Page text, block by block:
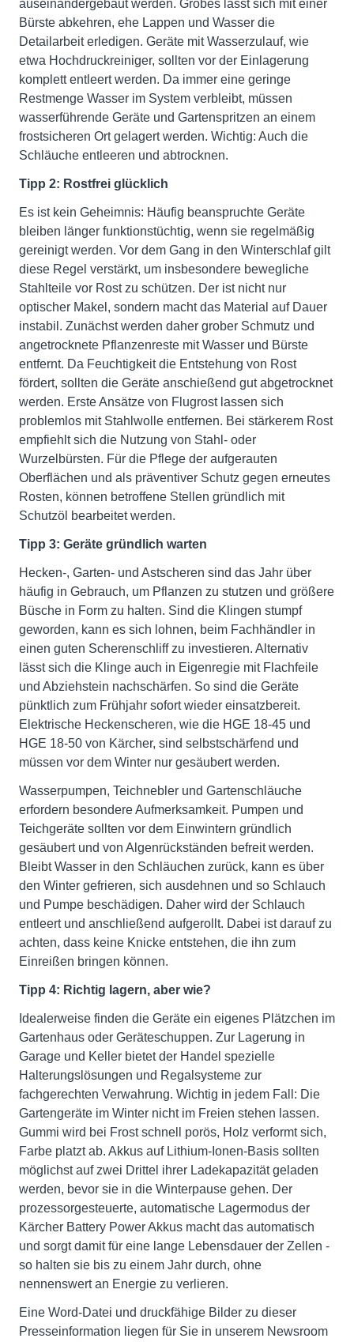
auseinandergebaut werden. Grobes lässt sich mit einer
Bürste abkehren, ehe Lappen und Wasser die
Detailarbeit erledigen. Geräte mit Wasserzulauf, wie
etwa Hochdruckreiniger, sollten vor der Einlagerung
komplett entleert werden. Da immer eine geringe
Restmenge Wasser im System verbleibt, müssen
wasserführende Geräte und Gartenspritzen an einem
frostsicheren Ort gelagert werden. Wichtig: Auch die
Schläuche entleeren und abtrocknen.
Tipp 2: Rostfrei glücklich
Es ist kein Geheimnis: Häufig beanspruchte Geräte
bleiben länger funktionstüchtig, wenn sie regelmäßig
gereinigt werden. Vor dem Gang in den Winterschlaf gilt
diese Regel verstärkt, um insbesondere bewegliche
Stahlteile vor Rost zu schützen. Der ist nicht nur
optischer Makel, sondern macht das Material auf Dauer
instabil. Zunächst werden daher grober Schmutz und
angetrocknete Pflanzenreste mit Wasser und Bürste
entfernt. Da Feuchtigkeit die Entstehung von Rost
fördert, sollten die Geräte anschießend gut abgetrocknet
werden. Erste Ansätze von Flugrost lassen sich
problemlos mit Stahlwolle entfernen. Bei stärkerem Rost
empfiehlt sich die Nutzung von Stahl- oder
Wurzelbürsten. Für die Pflege der aufgerauten
Oberflächen und als präventiver Schutz gegen erneutes
Rosten, können betroffene Stellen gründlich mit
Schutzöl bearbeitet werden.
Tipp 3: Geräte gründlich warten
Hecken-, Garten- und Astscheren sind das Jahr über
häufig in Gebrauch, um Pflanzen zu stutzen und größere
Büsche in Form zu halten. Sind die Klingen stumpf
geworden, kann es sich lohnen, beim Fachhändler in
einen guten Scherenschliff zu investieren. Alternativ
lässt sich die Klinge auch in Eigenregie mit Flachfeile
und Abziehstein nachschärfen. So sind die Geräte
pünktlich zum Frühjahr sofort wieder einsatzbereit.
Elektrische Heckenscheren, wie die HGE 18-45 und
HGE 18-50 von Kärcher, sind selbstschärfend und
müssen vor dem Winter nur gesäubert werden.
Wasserpumpen, Teichnebler und Gartenschläuche
erfordern besondere Aufmerksamkeit. Pumpen und
Teichgeräte sollten vor dem Einwintern gründlich
gesäubert und von Algenrückständen befreit werden.
Bleibt Wasser in den Schläuchen zurück, kann es über
den Winter gefrieren, sich ausdehnen und so Schlauch
und Pumpe beschädigen. Daher wird der Schlauch
entleert und anschließend aufgerollt. Dabei ist darauf zu
achten, dass keine Knicke entstehen, die ihn zum
Einreißen bringen können.
Tipp 4: Richtig lagern, aber wie?
Idealerweise finden die Geräte ein eigenes Plätzchen im
Gartenhaus oder Geräteschuppen. Zur Lagerung in
Garage und Keller bietet der Handel spezielle
Halterungslösungen und Regalsysteme zur
fachgerechten Verwahrung. Wichtig in jedem Fall: Die
Gartengeräte im Winter nicht im Freien stehen lassen.
Gummi wird bei Frost schnell porös, Holz verformt sich,
Farbe platzt ab. Akkus auf Lithium-Ionen-Basis sollten
möglichst auf zwei Drittel ihrer Ladekapazität geladen
werden, bevor sie in die Winterpause gehen. Der
prozessorgesteuerte, automatische Lagermodus der
Kärcher Battery Power Akkus macht das automatisch
und sorgt damit für eine lange Lebensdauer der Zellen -
so halten sie bis zu einem Jahr durch, ohne
nennenswert an Energie zu verlieren.
Eine Word-Datei und druckfähige Bilder zu dieser
Presseinformation liegen für Sie in unserem Newsroom